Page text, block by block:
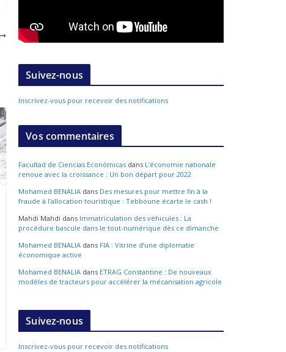
Suivez-nous
Inscrivez-vous pour recevoir des notifications
Vos commentaires
Facultad de Ciencias Económicas dans L’économie nationale
renoue avec la croissance : Un bon départ pour 2022
Mohamed BENALIA dans Des mesures pour mettre fin à la
fraude à l’allocation touristique : Tebboune écarte le cash !
Mahdi Mahdi dans Immatriculation des véhicules : La
procédure bascule dans le tout-numérique dès ce dimanche
Mohamed BENALIA dans FIA : Vitrine d’une diplomatie
économique active
Mohamed BENALIA dans ETRAG Constantine : De nouveaux
modèles de tracteurs pour accélérer la mécanisation agricole
Suivez-nous
Inscrivez-vous pour recevoir des notifications